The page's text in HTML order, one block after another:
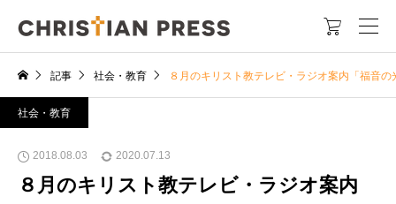

記事 社会・教育 ８月のキリスト教テレビ・ラジオ案内「福音の
社会・教育
2018.08.03 2020.07.13
８月のキリスト教テレビ・ラジオ案内